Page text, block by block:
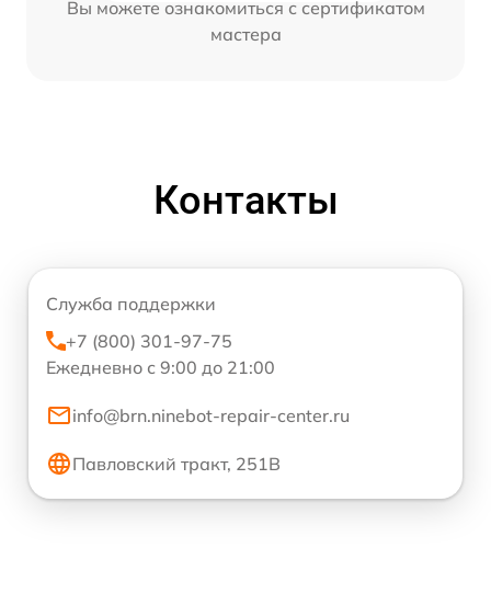
Вы можете ознакомиться с сертификатом
мастера
Контакты
Служба поддержки
+7 (800) 301-97-75
Ежедневно с 9:00 до 21:00
info@brn.ninebot-repair-center.ru
Павловский тракт, 251В